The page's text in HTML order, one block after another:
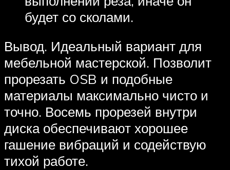
будет со сколами.
Вывод. Идеальный вариант для
мебельной мастерской. Позволит
прорезать OSB и подобные
материалы максимально чисто и
точно. Восемь прорезей внутри
диска обеспечивают хорошее
гашение вибраций и содействую
тихой работе.